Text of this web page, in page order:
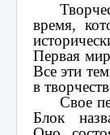
время,
Первая
Все эти
в
Свое
Блок